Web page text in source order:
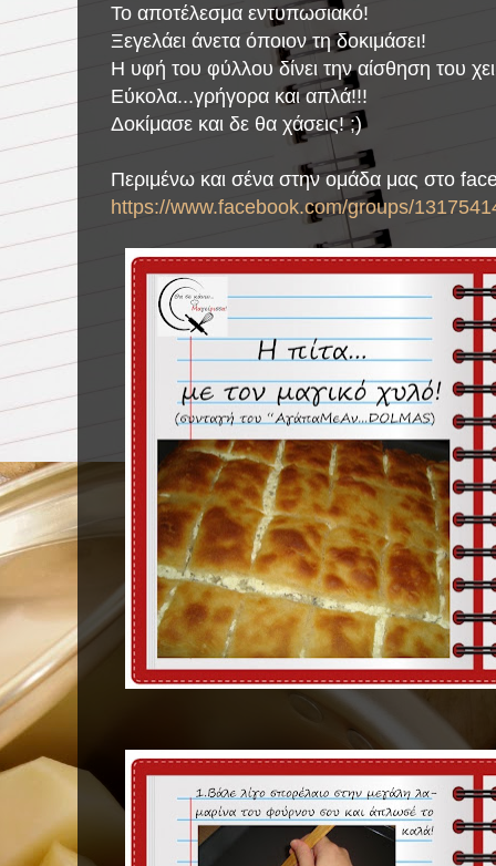
Το αποτέλεσμα εντυπωσιακό!
Ξεγελάει άνετα όποιον τη δοκιμάσει!
Η υφή του φύλλου δίνει την αίσθηση του
Εύκολα...γρήγορα και απλά!!!
Δοκίμασε και δε θα χάσεις! ;)
Περιμένω και σένα στην ομάδα μας στο
https://www.facebook.com/groups/